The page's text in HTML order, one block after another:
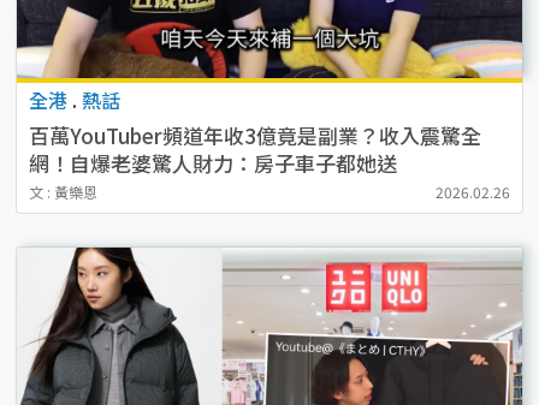
全港 . 熱話
百萬YouTuber頻道年收3億竟是副業？收入震驚全
網！自爆老婆驚人財力：房子車子都她送
文 : 黃樂恩 2026.02.26